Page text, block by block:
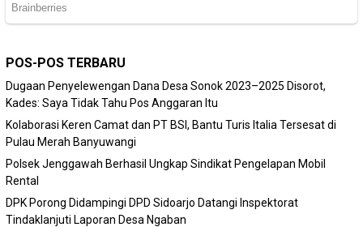
POS-POS TERBARU
Dugaan Penyelewengan Dana Desa Sonok 2023–2025 Disorot,
Kades: Saya Tidak Tahu Pos Anggaran Itu
Kolaborasi Keren Camat dan PT BSI, Bantu Turis Italia Tersesat di
Pulau Merah Banyuwangi
Polsek Jenggawah Berhasil Ungkap Sindikat Pengelapan Mobil
Rental
DPK Porong Didampingi DPD Sidoarjo Datangi Inspektorat
Tindaklanjuti Laporan Desa Ngaban